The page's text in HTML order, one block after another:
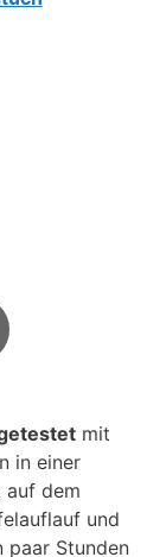
mit
in einer
auf dem
und
paar Stunden